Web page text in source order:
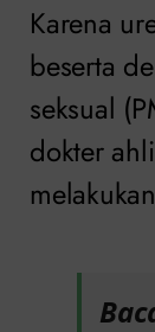
Karena
beserta
seksual
dokter